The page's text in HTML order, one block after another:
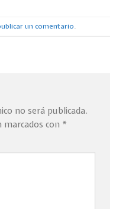
un comentario.
no será publicada.
con *